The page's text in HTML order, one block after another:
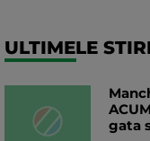
ULTIMELE
gata